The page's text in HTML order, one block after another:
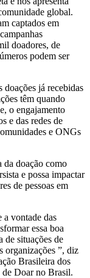
global.
captados em
doadores, de
podem ser
já recebidas
têm quando
o engajamento
e das redes de
e ONGs
da doação como
e possa impactar
de pessoas em
a vontade das
essa boa
de situações de
organizações ”, diz
Brasileira dos
de Doar no Brasil.